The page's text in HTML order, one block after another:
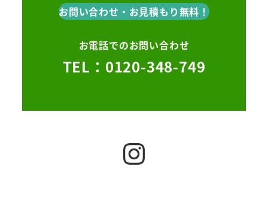
お問い合わせ・お見積もり無料！
お電話でのお問い合わせ
TEL：0120-348-749
Instagram